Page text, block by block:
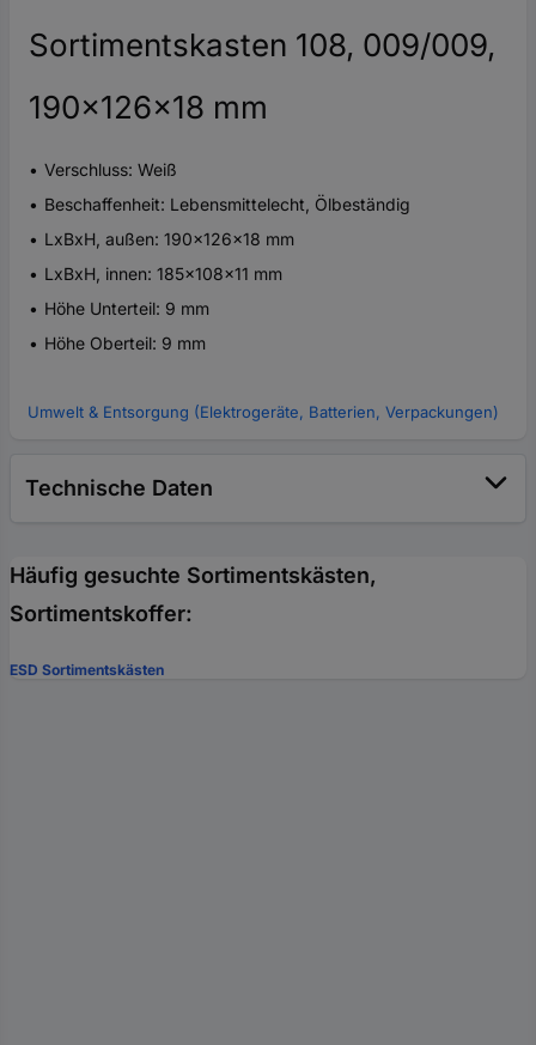
Sortimentskasten 108, 009/009,
190x126x18 mm
Verschluss: Weiß
Beschaffenheit: Lebensmittelecht, Ölbeständig
LxBxH, außen: 190x126x18 mm
LxBxH, innen: 185x108x11 mm
Höhe Unterteil: 9 mm
Höhe Oberteil: 9 mm
Umwelt & Entsorgung (Elektrogeräte, Batterien, Verpackungen)
Technische Daten
Häufig gesuchte Sortimentskästen,
Sortimentskoffer:
ESD Sortimentskästen